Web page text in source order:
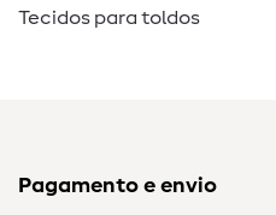
Tecidos para toldos
Pagamento e envio